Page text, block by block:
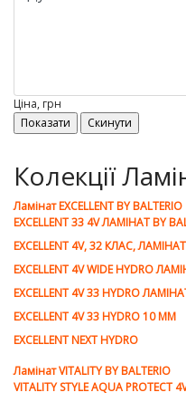
Ціна, грн
Колекції
Ламiнат EXCELLENT BY BALTERIO
EXCELLENT 33 4V ЛАМІНАТ BY
EXCELLENT 4V, 32 КЛАС,
EXCELLENT 4V WIDE HYDRO
EXCELLENT 4V 33 HYDRO
EXCELLENT 4V 33 HYDRO 10 ММ
EXCELLENT NEXT HYDRO
Ламiнат VITALITY BY BALTERIO
VITALITY STYLE AQUA PROTECT